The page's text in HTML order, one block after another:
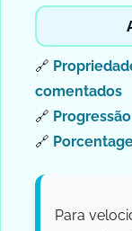
🔗
comentados
🔗
🔗
Para